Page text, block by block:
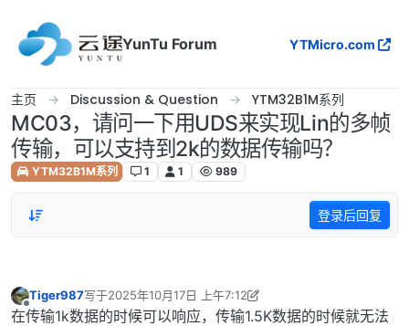
YunTu Forum
YTMicro.com
主页 Discussion & Question YTM32B1M系列
MC03，请问一下用UDS来实现Lin的多帧
传输，可以支持到2k的数据传输吗？
YTM32B1M系列 1 1 989
登录后回复
离线
Tiger987写于2025年10月17日 上午7:12
最后由 Tiger987 编辑2025年10月17日 下午3:14
在传输1k数据的时候可以响应，传输1.5K数据的时候就无法